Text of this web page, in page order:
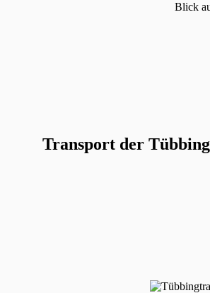
Blick
Transport der